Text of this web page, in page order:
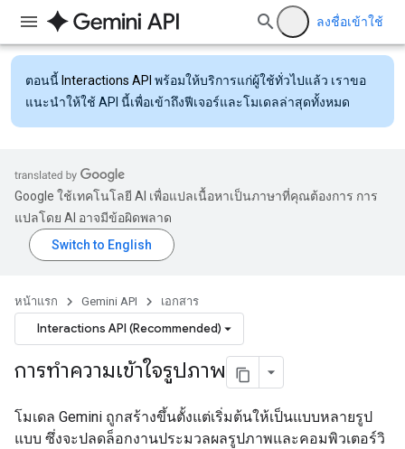
ลงชื่อเข้าใช้
ตอนนี้ Interactions API พร้อมให้บริการแก่ผู้ใช้ทั่วไปแล้ว เราขอ
แนะนำให้ใช้ API นี้เพื่อเข้าถึงฟีเจอร์และโมเดลล่าสุดทั้งหมด
Google ใช้เทคโนโลยี AI เพื่อแปลเนื้อหาเป็นภาษาที่คุณต้องการ การ
แปลโดย AI อาจมีข้อผิดพลาด
หน้าแรก Gemini API เอกสาร
Interactions API (Recommended)
การทำความเข้าใจรูปภาพ
โมเดล Gemini ถูกสร้างขึ้นตั้งแต่เริ่มต้นให้เป็นแบบหลายรูป
แบบ ซึ่งจะปลดล็อกงานประมวลผลรูปภาพและคอมพิวเตอร์วิ